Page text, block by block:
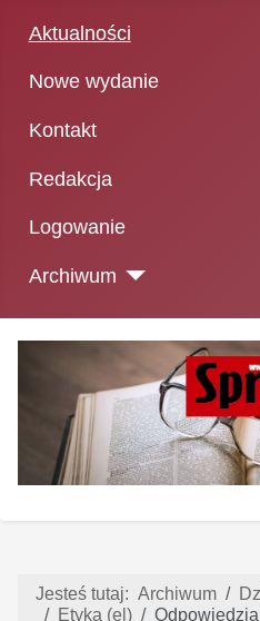
Aktualności
Nowe wydanie
Kontakt
Redakcja
Logowanie
Archiwum
Jesteś tutaj: Archiwum
Etyka (el)